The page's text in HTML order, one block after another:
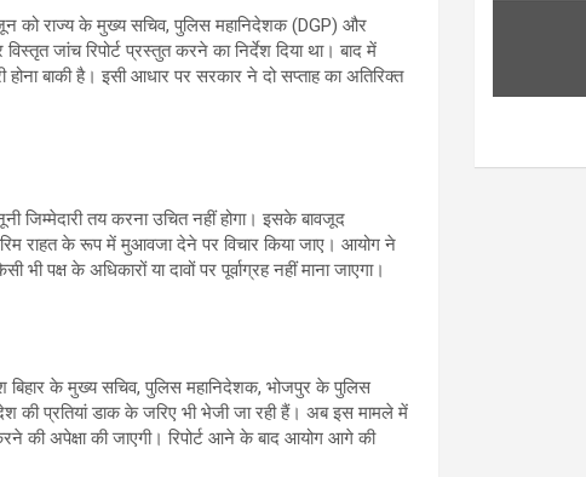
को राज्य के मुख्य सचिव, पुलिस महानिदेशक (DGP) और
जांच रिपोर्ट प्रस्तुत करने का निर्देश दिया था। बाद में
बाकी है। इसी आधार पर सरकार ने दो सप्ताह का अतिरिक्त
जिम्मेदारी तय करना उचित नहीं होगा। इसके बावजूद
राहत के रूप में मुआवजा देने पर विचार किया जाए। आयोग ने
पक्ष के अधिकारों या दावों पर पूर्वाग्रह नहीं माना जाएगा।
बिहार के मुख्य सचिव, पुलिस महानिदेशक, भोजपुर के पुलिस
की प्रतियां डाक के जरिए भी भेजी जा रही हैं। अब इस मामले में
की अपेक्षा की जाएगी। रिपोर्ट आने के बाद आयोग आगे की